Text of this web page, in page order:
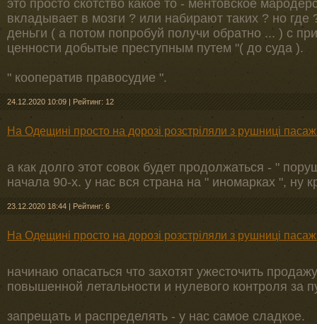
это просто скотство какое то - ментовское
вкладывает в мозги ? или набирают таких ? но где
деньги ( а потом попробуй получи обратно ... ) с
ценности добытые преступным путем "( до суда ).
" кооператив правосудие ".
24.12.2020 10:09 | Рейтинг: 12
На Одещині просто на дорозі розстріляли з рушниці
а как долго этот совок будет продолжаться - "
начала 90-х. у нас вся страна на " иномарках ", ну
23.12.2020 18:44 | Рейтинг: 6
На Одещині просто на дорозі розстріляли з рушниці
начинаю опасаться что захотят ужесточить
повышенной летальности и нулевого контроля за
запрещать и распределять - у нас самое сладкое.